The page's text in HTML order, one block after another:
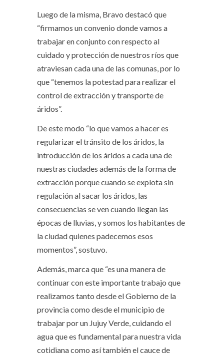
Luego de la misma, Bravo destacó que
“firmamos un convenio donde vamos a
trabajar en conjunto con respecto al
cuidado y protección de nuestros ríos que
atraviesan cada una de las comunas, por lo
que “tenemos la potestad para realizar el
control de extracción y transporte de
áridos”.
De este modo “lo que vamos a hacer es
regularizar el tránsito de los áridos, la
introducción de los áridos a cada una de
nuestras ciudades además de la forma de
extracción porque cuando se explota sin
regulación al sacar los áridos, las
consecuencias se ven cuando llegan las
épocas de lluvias, y somos los habitantes de
la ciudad quienes padecemos esos
momentos”, sostuvo.
Además, marca que “es una manera de
continuar con este importante trabajo que
realizamos tanto desde el Gobierno de la
provincia como desde el municipio de
trabajar por un Jujuy Verde, cuidando el
agua que es fundamental para nuestra vida
cotidiana como así también el cauce de